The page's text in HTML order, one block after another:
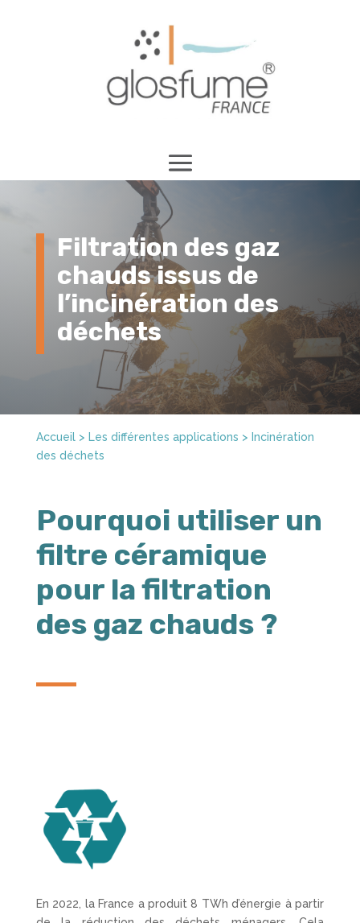
Filtration des gaz
chauds issus de
l’incinération des
déchets
Accueil> Les différentes applications > Incinération
des déchets
Pourquoi utiliser un
filtre céramique
pour la filtration
des gaz chauds ?
En 2022, la France a produit 8 TWh d’énergie à partir